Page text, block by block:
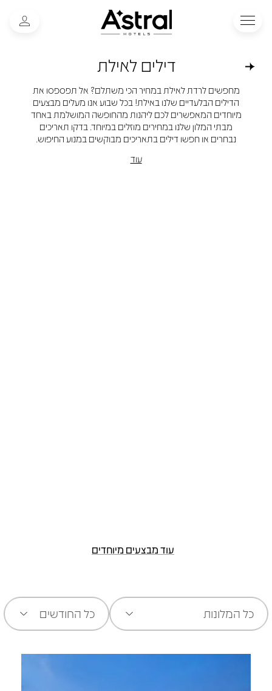
דילים לאילת
מחפשים לרדת לאילת במחיר הכי משתלם? אל תפספסו את
הדילים הבלעדיים שלנו באילת! בכל שבוע אנו מעלים מבצעים
מיוחדים המאפשרים לכם ליהנות מהחופשה המושלמת באחד
מבתי המלון שלנו במחירים מוזלים במיוחד. בדקו תאריכים
נבחרים או חפשו דילים בתאריכים מבוקשים במנוע החיפוש.
עוד
עוד מבצעים מיוחדים
כל המלונות כל החודשים